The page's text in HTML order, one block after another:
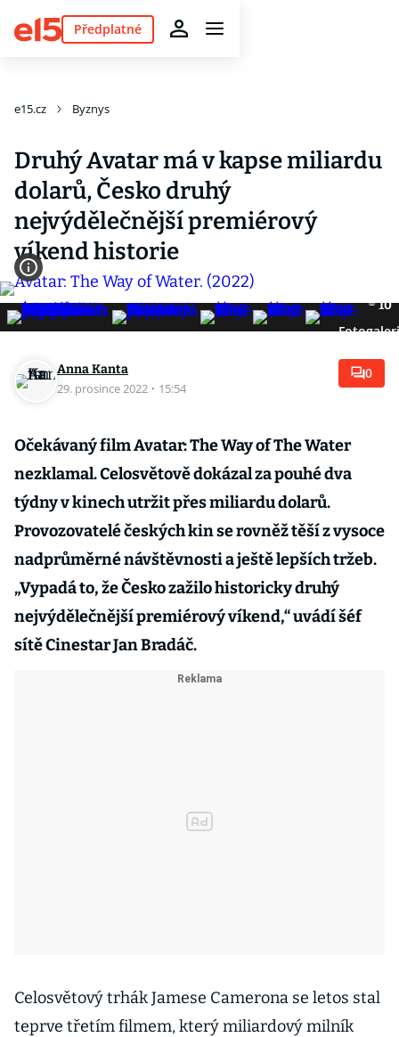
Předplatné
e15.cz Byznys
Druhý Avatar má v kapse miliardu
dolarů, Česko druhý
nejvýdělečnější premiérový
víkend historie
10
Anna Kanta
29. prosince 2022 · 15:54
0
Očekávaný film Avatar: The Way of The Water
nezklamal. Celosvětově dokázal za pouhé dva
týdny v kinech utržit přes miliardu dolarů.
Provozovatelé českých kin se rovněž těší z vysoce
nadprůměrné návštěvnosti a ještě lepších tržeb.
„Vypadá to, že Česko zažilo historicky druhý
nejvýdělečnější premiérový víkend,“ uvádí šéf
sítě Cinestar Jan Bradáč.
Celosvětový trhák Jamese Camerona se letos stal
teprve třetím filmem, který miliardový milník